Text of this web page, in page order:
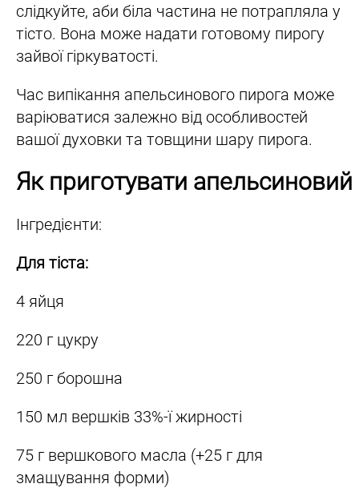
слідкуйте, аби біла частина не потрапляла у
тісто. Вона може надати готовому пирогу
зайвої гіркуватості.
Час випікання апельсинового пирога може
варіюватися залежно від особливостей
вашої духовки та товщини шару пирога.
Як приготувати апельсиновий
Інгредієнти:
Для тіста:
4 яйця
220 г цукру
250 г борошна
150 мл вершків 33%-ї жирності
75 г вершкового масла (+25 г для
змащування форми)